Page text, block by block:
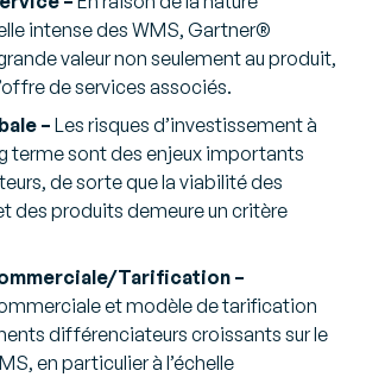
intense des WMS, Gartner®
valeur non seulement au produit,
de services associés.
– Les risques d’investissement à
terme sont des enjeux importants
de sorte que la viabilité des
des produits demeure un critère
Tarification –
et modèle de tarification
différenciateurs croissants sur le
en particulier à l’échelle